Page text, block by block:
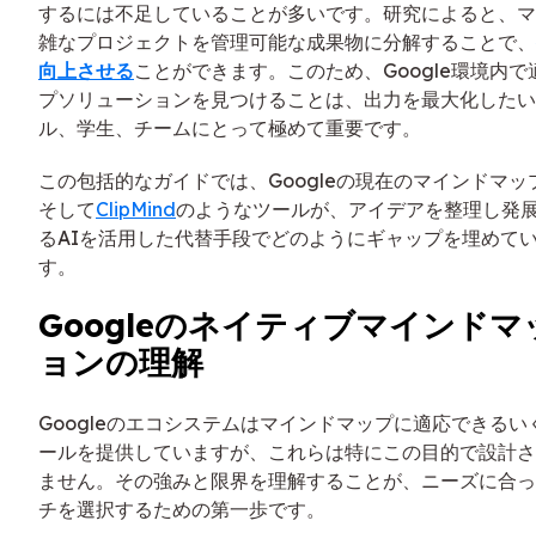
するには不足していることが多いです。研究によると、
雑なプロジェクトを管理可能な成果物に分解することで、
向上させることができます。このため、Google環境内で
プソリューションを見つけることは、出力を最大化した
ル、学生、チームにとって極めて重要です。
この包括的なガイドでは、Googleの現在のマインドマッ
そしてClipMindのようなツールが、アイデアを整理し発
るAIを活用した代替手段でどのようにギャップを埋めて
す。
Googleのネイティブマインドマ
ョンの理解
Googleのエコシステムはマインドマップに適応できるい
ールを提供していますが、これらは特にこの目的で設計
ません。その強みと限界を理解することが、ニーズに合
チを選択するための第一歩です。